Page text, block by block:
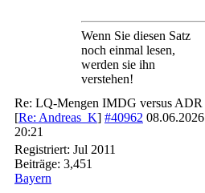
Wenn Sie diesen Satz
noch einmal lesen,
werden sie ihn
verstehen!
Re: LQ-Mengen IMDG versus ADR
[Re: Andreas_K] #40962 08.06.2026
20:21
Registriert: Jul 2011
Beiträge: 3,451
Bayern